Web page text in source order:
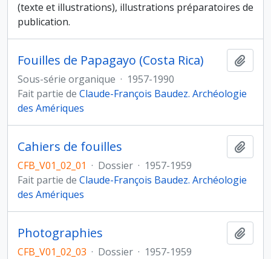
(texte et illustrations), illustrations préparatoires de
publication.
Fouilles de Papagayo (Costa Rica)
Sous-série organique · 1957-1990
Fait partie de Claude-François Baudez. Archéologie
des Amériques
Cahiers de fouilles
CFB_V01_02_01 · Dossier · 1957-1959
Fait partie de Claude-François Baudez. Archéologie
des Amériques
Photographies
CFB_V01_02_03 · Dossier · 1957-1959